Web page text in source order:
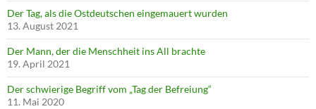
Der Tag, als die Ostdeutschen eingemauert wurden
13. August 2021
Der Mann, der die Menschheit ins All brachte
19. April 2021
Der schwierige Begriff vom „Tag der Befreiung“
11. Mai 2020